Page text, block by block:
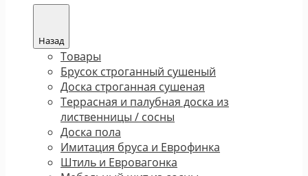
Назад
Товары
Брусок строганный сушеный
Доска строганная сушеная
Террасная и палубная доска из
лиственницы / сосны
Доска пола
Имитация бруса и Еврофинка
Штиль и Евровагонка